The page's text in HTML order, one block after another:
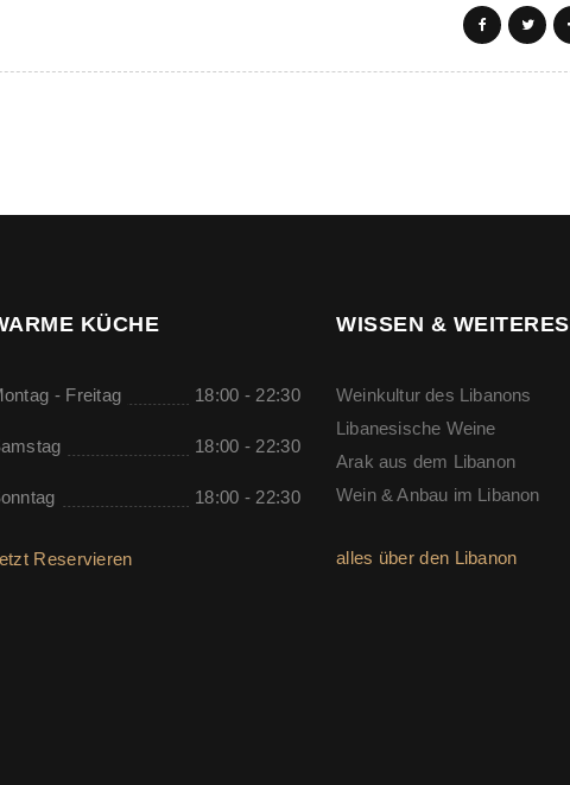
KÜCHE
- Freitag 18:00 - 22:30
18:00 - 22:30
18:00 - 22:30
Reservieren
WISSEN & WEITERES
Weinkultur des Libanons
Libanesische Weine
Arak aus dem Libanon
Wein & Anbau im Libanon
alles über den Libanon